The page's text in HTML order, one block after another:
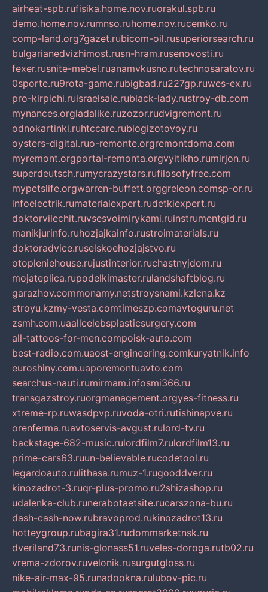
airheat-spb.rufisika.home.nov.ruorakul.spb.ru
demo.home.nov.rumnso.ruhome.nov.rucemko.ru
comp-land.org7gazet.rubicom-oil.rusuperiorsearch.ru
bulgarianedvizhimost.rusn-hram.rusenovosti.ru
fexer.rusnite-mebel.ruanamvkusno.rutechnosaratov.ru
0sporte.ru9rota-game.rubigbad.ru227gp.ruwes-ex.ru
pro-kirpichi.ruisraelsale.rublack-lady.rustroy-db.com
mynances.orgladalike.ruzozor.rudvigremont.ru
odnokartinki.ruhtccare.rublogizotovoy.ru
oysters-digital.ruo-remonte.orgremontdoma.com
myremont.orgportal-remonta.orgvyitikho.rumirjon.ru
superdeutsch.rumycrazystars.rufilosofyfree.com
mypetslife.orgwarren-buffett.orggreleon.comsp-or.ru
infoelectrik.rumaterialexpert.rudetkiexpert.ru
doktorvilechit.ruvsesvoimirykami.ruinstrumentgid.ru
manikjurinfo.ruhozjajkainfo.rustroimaterials.ru
doktoradvice.ruselskoehozjajstvo.ru
otopleniehouse.rujustinterior.ruchastnyjdom.ru
mojateplica.rupodelkimaster.rulandshaftblog.ru
garazhov.commonamy.netstroysnami.kzlcna.kz
stroyu.kzmy-vesta.comtimeszp.comavtoguru.net
zsmh.com.uaallcelebsplasticsurgery.com
all-tattoos-for-men.compoisk-auto.com
best-radio.com.uaost-engineering.comkuryatnik.info
euroshiny.com.uaporemontuavto.com
searchus-nauti.rumirmam.infosmi366.ru
transgazstroy.ruorgmanagement.orgyes-fitness.ru
xtreme-rp.ruwasdpvp.ruvoda-otri.rutishinapve.ru
orenferma.ruavtoservis-avgust.rulord-tv.ru
backstage-682-music.rulordfilm7.rulordfilm13.ru
prime-cars63.ruun-believable.rucodetool.ru
legardoauto.rulithasa.rumuz-1.rugooddver.ru
kinozadrot-3.ruqr-plus-promo.ru2shizashop.ru
udalenka-club.runerabotaetsite.rucarszona-bu.ru
dash-cash-now.rubravoprod.rukinozadrot13.ru
hotteygroup.rubagira31.rudommarketnsk.ru
dveriland73.runis-glonass51.ruveles-doroga.rutb02.ru
vrema-zdorov.ruvelonik.rusurgutgloss.ru
nike-air-max-95.runadookna.rulubov-pic.ru